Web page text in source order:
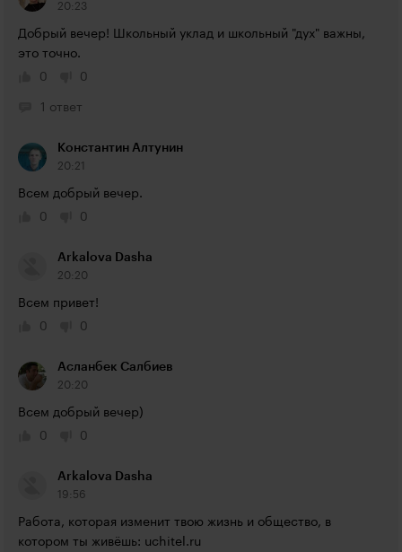
20:23
Добрый вечер! Школьный уклад и школьный "дух" важны,
это точно.
0
0
1 ответ
Константин Алтунин
20:21
Всем добрый вечер.
0
0
Arkalova Dasha
20:20
Всем привет!
0
0
Асланбек Салбиев
20:20
Всем добрый вечер)
0
0
Arkalova Dasha
19:56
Работа, которая изменит твою жизнь и общество, в
котором ты живёшь: uchitel.ru